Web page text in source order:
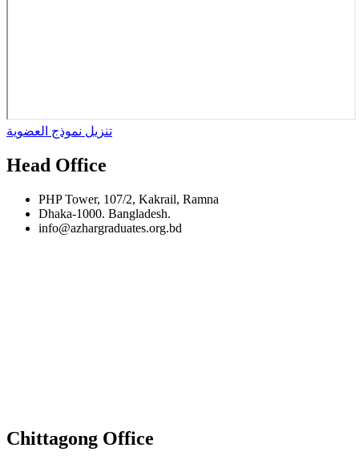
تنزيل نموذج العضوية
Head Office
PHP Tower, 107/2, Kakrail, Ramna
Dhaka-1000. Bangladesh.
info@azhargraduates.org.bd
Chittagong Office